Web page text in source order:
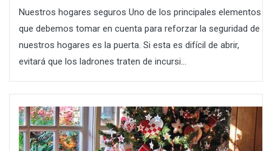
Nuestros hogares seguros Uno de los principales elementos
que debemos tomar en cuenta para reforzar la seguridad de
nuestros hogares es la puerta. Si esta es difícil de abrir,
evitará que los ladrones traten de incursi...